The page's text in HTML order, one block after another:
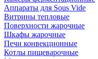
Аппараты для Sous Vide
Витрины тепловые
Поверхности жарочные
Шкафы жарочные
Печи конвекционные
Котлы пищеварочные